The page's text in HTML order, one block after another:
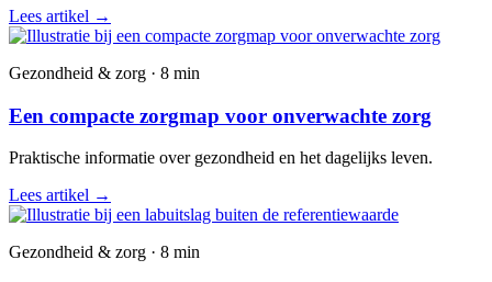
Lees artikel →
Gezondheid & zorg · 8 min
Een compacte zorgmap voor onverwachte zorg
Praktische informatie over gezondheid en het dagelijks leven.
Lees artikel →
Gezondheid & zorg · 8 min